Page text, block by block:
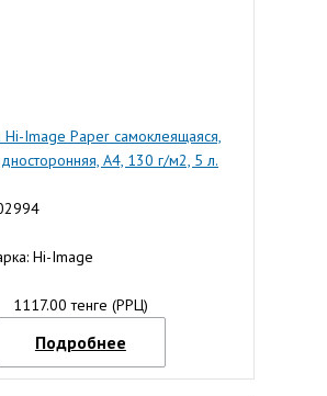
Image Paper самоклеящаяся,
A4, 130 г/м2, 5 л.
Hi-Image
1117.00 тенге (РРЦ)
Подробнее